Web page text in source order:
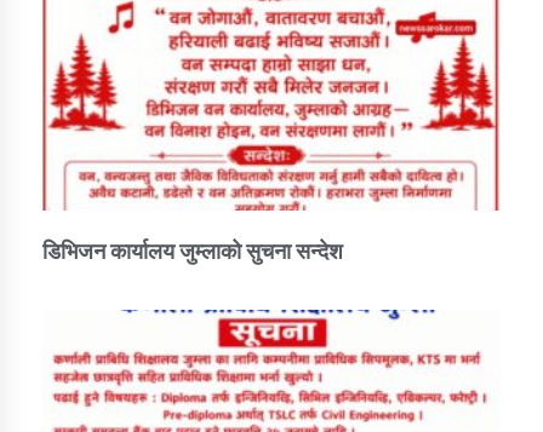
डिभिजन कार्यालय जुम्लाको सुचना सन्देश